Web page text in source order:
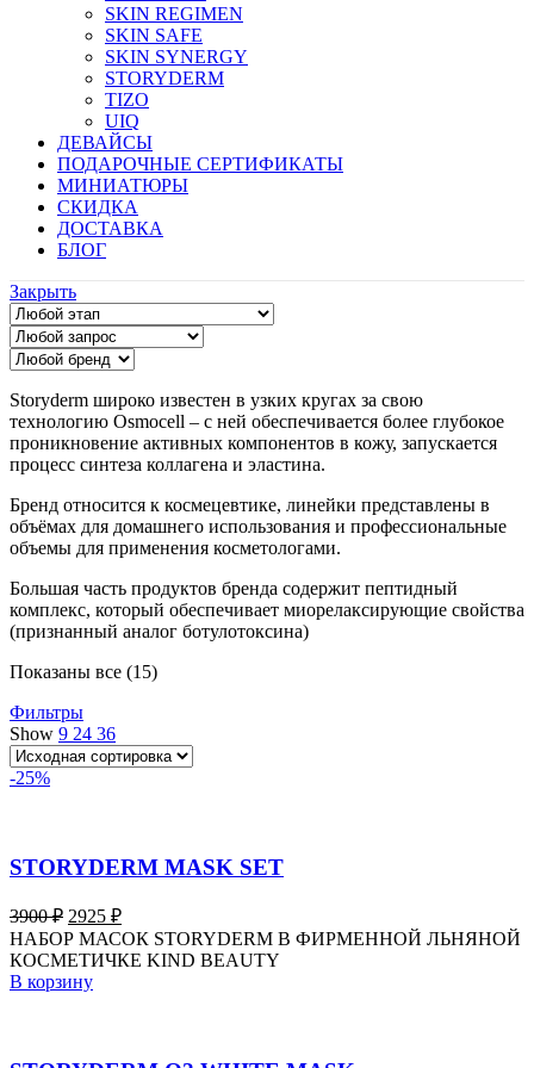
SKIN REGIMEN
SKIN SAFE
SKIN SYNERGY
STORYDERM
TIZO
UIQ
ДЕВАЙСЫ
ПОДАРОЧНЫЕ СЕРТИФИКАТЫ
МИНИАТЮРЫ
СКИДКА
ДОСТАВКА
БЛОГ
Закрыть
Storyderm широко известен в узких кругах за свою
технологию Osmocell – с ней обеспечивается более глубокое
проникновение активных компонентов в кожу, запускается
процесс синтеза коллагена и эластина.
Бренд относится к космецевтике, линейки представлены в
объёмах для домашнего использования и профессиональные
объемы для применения косметологами.
Большая часть продуктов бренда содержит пептидный
комплекс, который обеспечивает миорелаксирующие свойства
(признанный аналог ботулотоксина)
Показаны все (15)
Фильтры
Show 9 24 36
-25%
STORYDERM MASK SET
3900₽ Первоначальная
цена
составляла
3900 ₽.
2925 ₽Текущая
цена:
2925 ₽.
НАБОР МАСОК STORYDERM В ФИРМЕННОЙ ЛЬНЯНОЙ
КОСМЕТИЧКЕ KIND BEAUTY
В корзину